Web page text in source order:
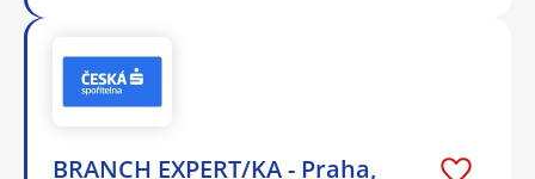
BRANCH EXPERT/KA - Praha,